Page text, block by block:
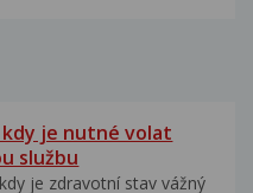
kdy je nutné volat
službu
je zdravotní stav vážný